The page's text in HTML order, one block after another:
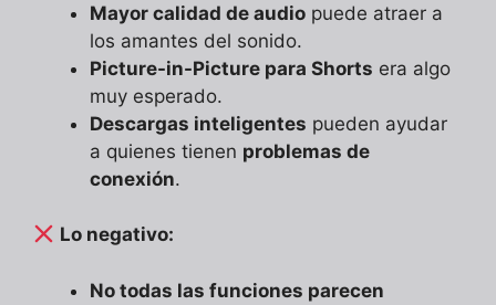
Mayor calidad de audio puede atraer a
los amantes del sonido.
Picture-in-Picture para Shorts era algo
muy esperado.
Descargas inteligentes pueden ayudar
a quienes tienen problemas de
conexión.
Lo negativo:
No todas las funciones parecen